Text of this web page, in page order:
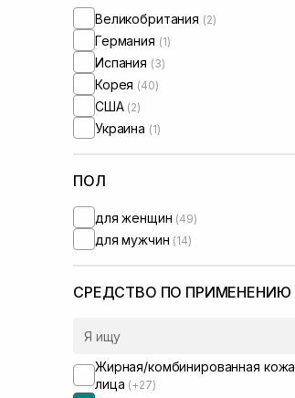
Usolab(2)
WhoCares(1)
Великобритания (2)
Германия (1)
Испания (3)
Корея (40)
США (2)
Украина (1)
ПОЛ
для женщин (49)
для мужчин (14)
СРЕДСТВО ПО ПРИМЕНЕНИЮ
Жирная/комбинированная кожа
лица (+27)